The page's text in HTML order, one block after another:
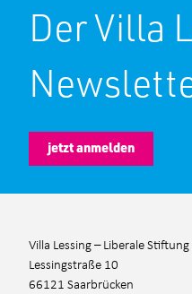
Der Villa
jetzt anmelden
Villa Lessing – Liberale Stiftung
Lessingstraße 10
66121 Saarbrücken